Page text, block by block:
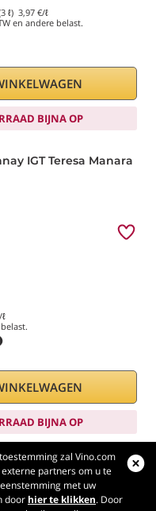
ℓ) 3,97€/ℓ
en andere belast.
BIJNA OP
IGT Teresa Manara
BIJNA OP
zal Vino.com
partners om u te
met uw
door hier te klikken. Door